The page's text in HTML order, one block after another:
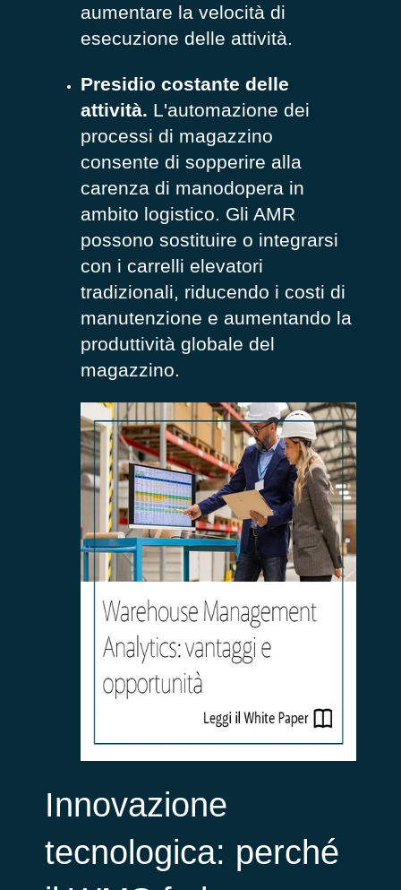
aumentare la velocità di
esecuzione delle attività.
Presidio costante delle
attività. L'automazione dei
processi di magazzino
consente di sopperire alla
carenza di manodopera in
ambito logistico. Gli AMR
possono sostituire o integrarsi
con i carrelli elevatori
tradizionali, riducendo i costi di
manutenzione e aumentando la
produttività globale del
magazzino.
Innovazione
tecnologica: perché